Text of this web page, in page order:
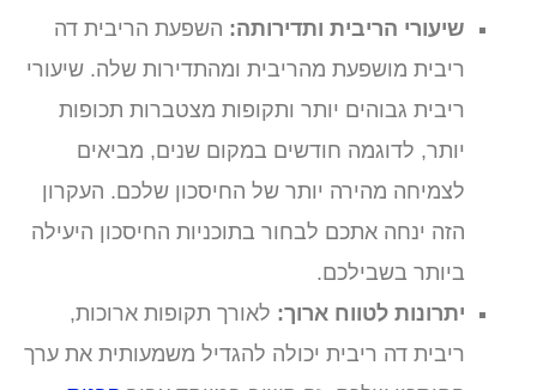
שיעורי הריבית ותדירותה:השפעת הריבית דה
ריבית מושפעת מהריבית ומהתדירות שלה. שיעורי
ריבית גבוהים יותר ותקופות מצטברות תכופות
יותר, לדוגמה חודשים במקום שנים, מביאים
לצמיחה מהירה יותר של החיסכון שלכם. העקרון
הזה ינחה אתכם לבחור בתוכניות החיסכון היעילה
ביותר בשבילכם.
יתרונות לטווח ארוך:לאורך תקופות ארוכות,
ריבית דה ריבית יכולה להגדיל משמעותית את ערך